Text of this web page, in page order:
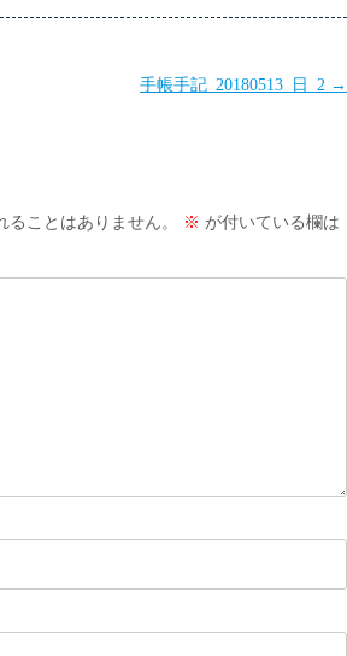
手帳手記_20180513_日_2 →
ことはありません。 ※ が付いている欄は